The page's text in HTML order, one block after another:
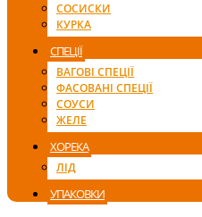
СОСИСКИ
КУРКА
СПЕЦІЇ
ВАГОВІ СПЕЦІЇ
ФАСОВАНІ СПЕЦІЇ
СОУСИ
ЖЕЛЕ
ХОРЕКА
ЛІД
УПАКОВКИ